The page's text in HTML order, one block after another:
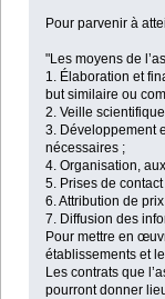
Pour parvenir à
"Les moyens de
1. Élaboration et
but similaire ou
2. Veille
3. Développement
nécessaires ;
4. Organisation,
5. Prises de
6. Attribution de
7. Diffusion des
Pour mettre en
établissements et
Les contrats que
pourront donner